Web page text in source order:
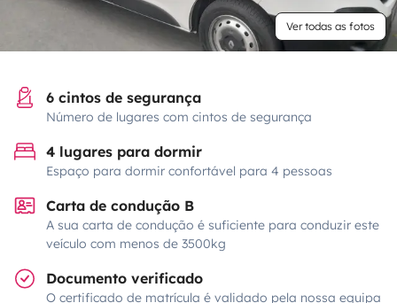
Ver todas as fotos
6 cintos de segurança
Número de lugares com cintos de segurança
4 lugares para dormir
Espaço para dormir confortável para 4 pessoas
Carta de condução B
A sua carta de condução é suficiente para conduzir este
veículo com menos de 3500kg
Documento verificado
O certificado de matrícula é validado pela nossa equipa